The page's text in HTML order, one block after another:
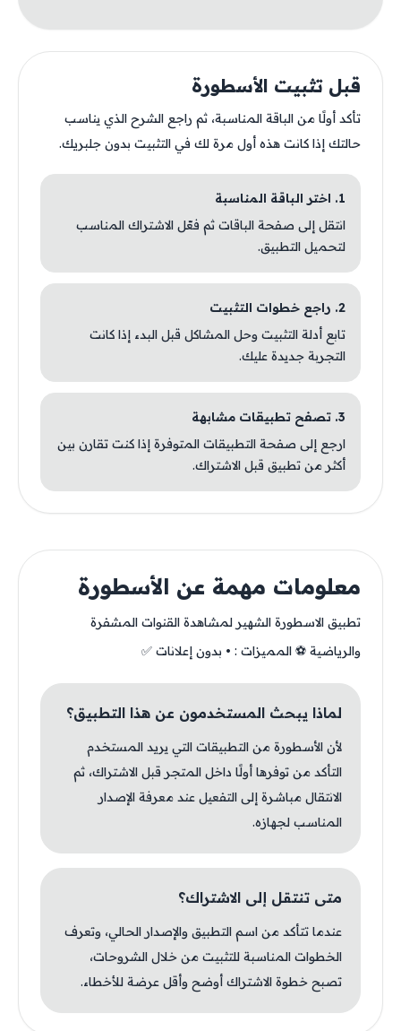
قبل تثبيت الأسطورة
تأكد أولًا من الباقة المناسبة، ثم راجع الشرح الذي يناسب
حالتك إذا كانت هذه أول مرة لك في التثبيت بدون جلبريك.
1. اختر الباقة المناسبة
انتقل إلى صفحة الباقات ثم فعّل الاشتراك المناسب
لتحميل التطبيق.
2. راجع خطوات التثبيت
تابع أدلة التثبيت وحل المشاكل قبل البدء إذا كانت
التجربة جديدة عليك.
3. تصفح تطبيقات مشابهة
ارجع إلى صفحة التطبيقات المتوفرة إذا كنت تقارن بين
أكثر من تطبيق قبل الاشتراك.
معلومات مهمة عن الأسطورة
تطبيق الاسطورة الشهير لمشاهدة القنوات المشفرة
والرياضية ⚽️ المميزات : • بدون إعلانات ✅
لماذا يبحث المستخدمون عن هذا التطبيق؟
لأن الأسطورة من التطبيقات التي يريد المستخدم
التأكد من توفرها أولًا داخل المتجر قبل الاشتراك، ثم
الانتقال مباشرة إلى التفعيل عند معرفة الإصدار
المناسب لجهازه.
متى تنتقل إلى الاشتراك؟
عندما تتأكد من اسم التطبيق والإصدار الحالي، وتعرف
الخطوات المناسبة للتثبيت من خلال الشروحات،
تصبح خطوة الاشتراك أوضح وأقل عرضة للأخطاء.